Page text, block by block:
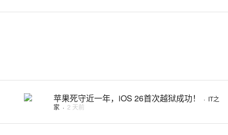
苹果死守近一年，iOS 26首次越狱成功！ · IT之
家 · 2 天前